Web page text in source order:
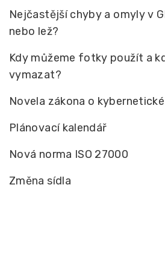
Nejčastější chyby a omyly v
nebo lež?
Kdy můžeme fotky použít a
vymazat?
Novela zákona o
Plánovací kalendář
Nová norma ISO 27000
Změna sídla